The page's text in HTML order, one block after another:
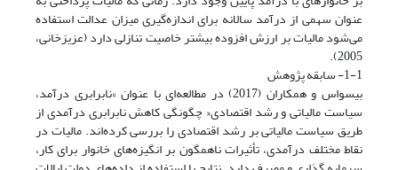
عنوان سهمی از درآمد سالانه برای اندازه‌گیری میزان عدالت استفاده
می‌شود مالیات بر ارزش افزوده بیشتر خاصیت تنازلی دارد (عزیزخانی،
2005).
1-1- سابقه پژوهش
بیسواس و همکاران (2017) در مطالعه‌ای با عنوان »نابرابری درآمد،
سیاست مالیاتی و رشد اقتصادی« چگونگی کاهش نابرابری درآمدی از
طریق سیاست مالیاتی بر رشد اقتصادی را بررسی کرده‌اند. مالیات در
نقاط مختلف درآمدی، تأثیرات ناهمگون بر انگیزه‌های خانوار برای کار،